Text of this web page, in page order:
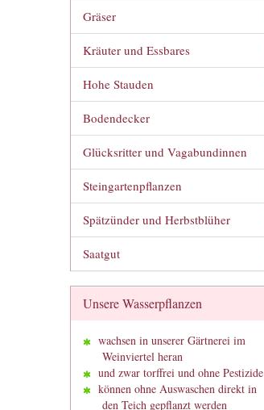
Gräser
Kräuter und Essbares
Hohe Stauden
Bodendecker
Glücksritter und Vagabundinnen
Steingartenpflanzen
Spätzünder und Herbstblüher
Saatgut
Unsere Wasserpflanzen
wachsen in unserer Gärtnerei im
Weinviertel heran
und zwar torffrei und ohne Pestizide
können ohne Auswaschen direkt in
den Teich gepflanzt werden